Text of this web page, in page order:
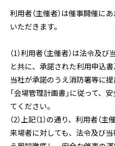
利用者（主催者）は催事開催に
いただきます。
（1）利用者（主催者）は法令及
と共に、承諾された利用申込書
当社が承諾のうえ消防署等に提
「会場管理計画書」に従って、
てください。
（2）上記（1）の通り、利用者（
来場者に対しても、法令及び